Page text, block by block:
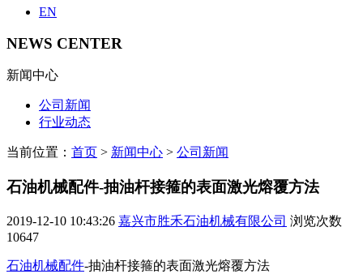
EN
NEWS CENTER
新闻中心
公司新闻
行业动态
当前位置： 首页 > 新闻中心 > 公司新闻
石油机械配件-抽油杆接箍的表面激光熔覆方法
2019-12-10 10:43:26 嘉兴市胜禾石油机械有限公司 浏览次数
10647
石油机械配件-抽油杆接箍的表面激光熔覆方法